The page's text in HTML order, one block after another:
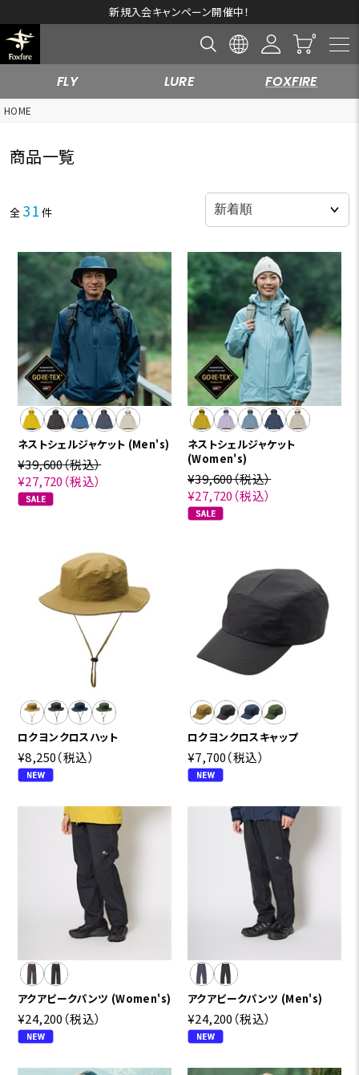
新規入会キャンペーン開催中！
FLY LURE FOXFIRE
HOME
商品一覧
全 31 件
ネストシェルジャケット (Men's)
¥39,600（税込）
¥27,720 （税込）
ネストシェルジャケット
(Women's)
¥39,600（税込）
¥27,720 （税込）
ロクヨンクロスハット
¥8,250（税込）
ロクヨンクロスキャップ
¥7,700（税込）
アクアピークパンツ (Women's)
¥24,200 （税込）
アクアピークパンツ (Men's)
¥24,200 （税込）